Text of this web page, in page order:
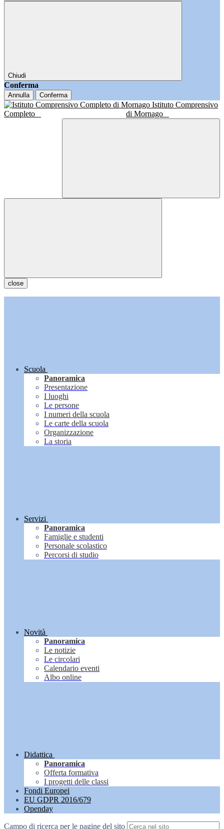
Chiudi
Conferma
Annulla Conferma
Istituto Comprensivo
Completo
di Mornago
close
Scuola
Panoramica
Presentazione
I luoghi
Le persone
I numeri della scuola
Le carte della scuola
Organizzazione
La storia
Servizi
Panoramica
Famiglie e studenti
Personale scolastico
Percorsi di studio
Novità
Panoramica
Le notizie
Le circolari
Calendario eventi
Albo online
Didattica
Panoramica
Offerta formativa
I progetti delle classi
Fondi Europei
EU GDPR 2016/679
Openday
Campo di ricerca per le pagine del sito